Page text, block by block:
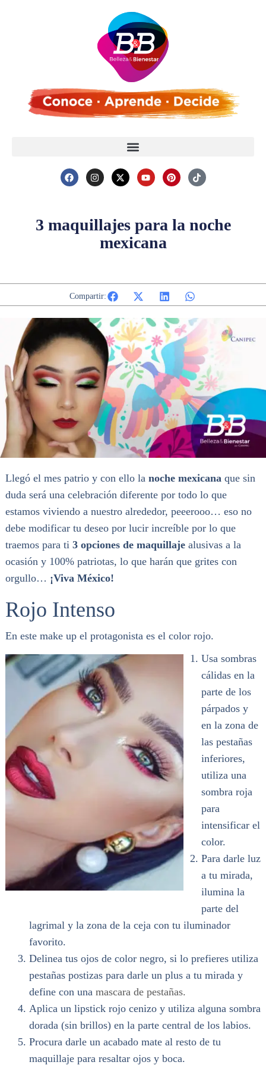
3 maquillajes para la noche
mexicana
Compartir:
Llegó el mes patrio y con ello la noche mexicana que sin
duda será una celebración diferente por todo lo que
estamos viviendo a nuestro alrededor, peeerooo… eso no
debe modificar tu deseo por lucir increíble por lo que
traemos para ti 3 opciones de maquillajealusivas a la
ocasión y 100% patriotas, lo que harán que grites con
orgullo… ¡Viva México!
Rojo Intenso
En este make up el protagonista es el color rojo.
Usa sombras
cálidas en la
parte de los
párpados y
en la zona de
las pestañas
inferiores,
utiliza una
sombra roja
para
intensificar el
color.
Para darle luz
a tu mirada,
ilumina la
parte del
lagrimal y la zona de la ceja con tu iluminador
favorito.
Delinea tus ojos de color negro, si lo prefieres utiliza
pestañas postizas para darle un plus a tu mirada y
define con una mascara de pestañas.
Aplica un lipstick rojo cenizo y utiliza alguna sombra
dorada (sin brillos) en la parte central de los labios.
Procura darle un acabado mate al resto de tu
maquillaje para resaltar ojos y boca.